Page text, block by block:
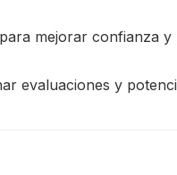
mejorar confianza y
evaluaciones y